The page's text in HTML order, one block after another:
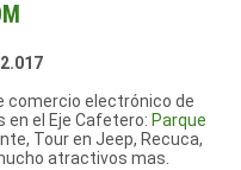
comercio electrónico de
el Eje Cafetero: Parque
Tour en Jeep, Recuca,
atractivos mas.